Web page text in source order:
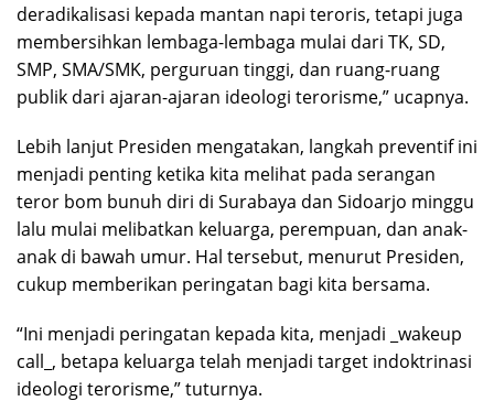
deradikalisasi kepada mantan napi teroris, tetapi juga
membersihkan lembaga-lembaga mulai dari TK, SD,
SMP, SMA/SMK, perguruan tinggi, dan ruang-ruang
publik dari ajaran-ajaran ideologi terorisme,” ucapnya.
Lebih lanjut Presiden mengatakan, langkah preventif ini
menjadi penting ketika kita melihat pada serangan
teror bom bunuh diri di Surabaya dan Sidoarjo minggu
lalu mulai melibatkan keluarga, perempuan, dan anak-
anak di bawah umur. Hal tersebut, menurut Presiden,
cukup memberikan peringatan bagi kita bersama.
“Ini menjadi peringatan kepada kita, menjadi _wakeup
call_, betapa keluarga telah menjadi target indoktrinasi
ideologi terorisme,” tuturnya.